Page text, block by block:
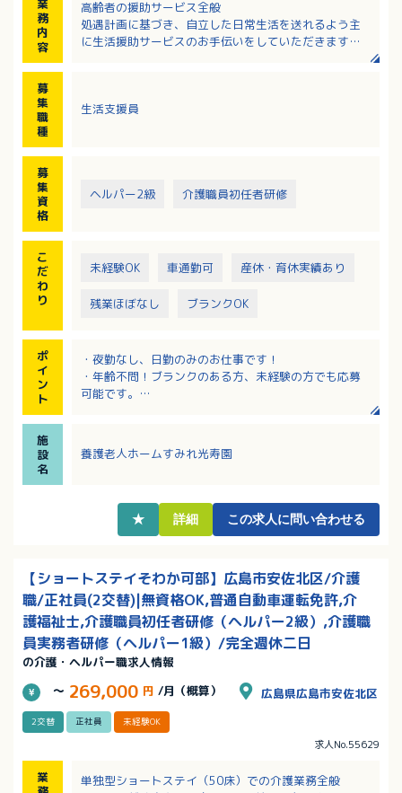
業
務
内
容
高齢者の援助サービス全般
処遇計画に基づき、自立した日常生活を送れるよう主
に生活援助サービスのお手伝いをしていただきます。
４．健康チェック
募
集
職
種
生活支援員
募
集
資
格
ヘルパー2級 介護職員初任者研修
こ
だ
わ
り
未経験OK 車通勤可 産休・育休実績あり
残業ほぼなし ブランクOK
ポ
イ
ン
ト
・夜勤なし、日勤のみのお仕事です！
・年齢不問！ブランクのある方、未経験の方でも応募
可能です。
・資格取得時祝金・奨学金制度、勉強会・研修会参加
の助成、互助会などの福利厚生充実！
施
設
名
養護老人ホームすみれ光寿園
★ 詳細 この求人に問い合わせる
【ショートステイそわか可部】広島市安佐北区/介護
職/正社員(2交替)|無資格OK,普通自動車運転免許,介
護福祉士,介護職員初任者研修（ヘルパー2級）,介護職
員実務者研修（ヘルパー1級）/完全週休二日
の介護・ヘルパー職求人情報
～ 269,000 円 /月（概算） 広島県広島市安佐北区
2交替 正社員 未経験OK
求人No.55629
業
単独型ショートステイ（50床）での介護業務全般